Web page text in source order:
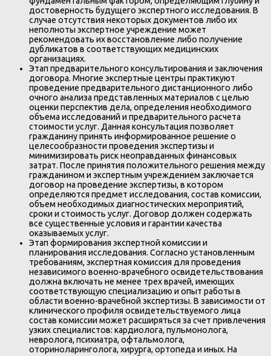
достоверность будущего экспертного исследования. В
случае отсутствия некоторых документов либо их
неполноты экспертное учреждение может
рекомендовать их восстановление либо получение
дубликатов в соответствующих медицинских
организациях.
Этап предварительного консультирования и заключения
договора. Многие экспертные центры практикуют
проведение предварительного дистанционного либо
очного анализа представленных материалов с целью
оценки перспектив дела, определения необходимого
объема исследований и предварительного расчета
стоимости услуг. Данная консультация позволяет
гражданину принять информированное решение о
целесообразности проведения экспертизы и
минимизировать риск неоправданных финансовых
затрат. После принятия положительного решения между
гражданином и экспертным учреждением заключается
договор на проведение экспертизы, в котором
определяются предмет исследования, состав комиссии,
объем необходимых диагностических мероприятий,
сроки и стоимость услуг. Договор должен содержать
все существенные условия и гарантии качества
оказываемых услуг.
Этап формирования экспертной комиссии и
планирования исследования. Согласно установленным
требованиям, экспертная комиссия для проведения
независимого военно-врачебного освидетельствования
должна включать не менее трех врачей, имеющих
соответствующую специализацию и опыт работы в
области военно-врачебной экспертизы. В зависимости от
клинического профиля освидетельствуемого лица
состав комиссии может расширяться за счет привлечения
узких специалистов: кардиолога, пульмонолога,
невролога, психиатра, офтальмолога,
оториноларинголога, хирурга, ортопеда и иных. На